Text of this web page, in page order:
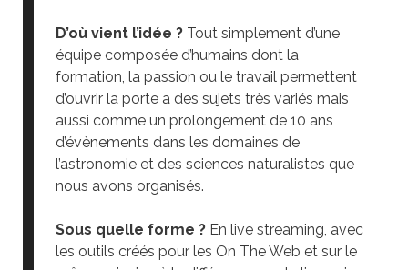
D’où vient l’idée ?Tout simplement d’une
équipe composée d’humains dont la
formation, la passion ou le travail permettent
d’ouvrir la porte a des sujets très variés mais
aussi comme un prolongement de 10 ans
d’évènements dans les domaines de
l’astronomie et des sciences naturalistes que
nous avons organisés.
Sous quelle forme ?En live streaming, avec
les outils créés pour les On The Web et sur le